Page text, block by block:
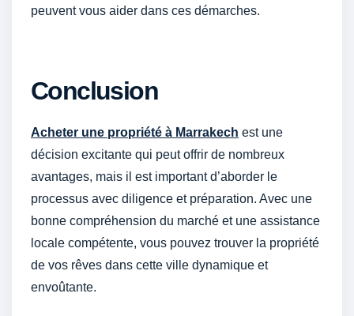
peuvent vous aider dans ces démarches.
Conclusion
Acheter une propriété à Marrakech est une
décision excitante qui peut offrir de nombreux
avantages, mais il est important d’aborder le
processus avec diligence et préparation. Avec une
bonne compréhension du marché et une assistance
locale compétente, vous pouvez trouver la propriété
de vos rêves dans cette ville dynamique et
envoûtante.